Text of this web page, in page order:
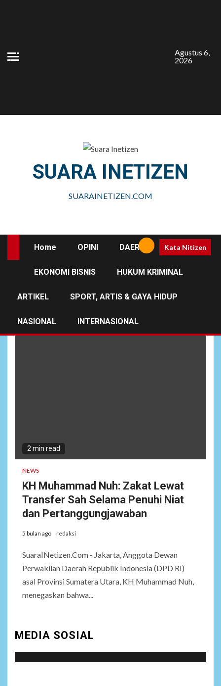
Agustus 6,
2026
SUARA INETIZEN
SUARAINETIZEN.COM
Home OPINI DAERAH
EKONOMI BISNIS HUKUM KRIMINAL
ARTIKEL SPORT, ARTIS & GAYA HIDUP
NASIONAL INTERNASIONAL
Kata Nitizen
2 min read
NEWS
KH Muhammad Nuh: Zakat Lewat
Transfer Sah Selama Penuhi Niat
dan Pertanggungjawaban
5 bulan ago redaksi
SuaraINetizen.Com - Jakarta, Anggota Dewan
Perwakilan Daerah Republik Indonesia (DPD RI)
asal Provinsi Sumatera Utara, KH Muhammad Nuh,
menegaskan bahwa...
MEDIA SOSIAL